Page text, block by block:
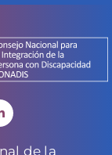
de la